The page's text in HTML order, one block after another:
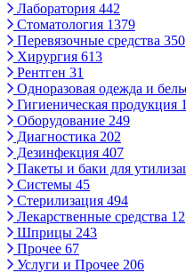
Лаборатория 442
Стоматология 1379
Перевязочные средства 350
Хирургия 613
Рентген 31
Одноразовая одежда и
Гигиеническая продукция
Оборудование 249
Диагностика 202
Дезинфекция 407
Пакеты и баки для
Системы 45
Стерилизация 494
Лекарственные средства 12
Шприцы 243
Прочее 67
Услуги и Прочее 206